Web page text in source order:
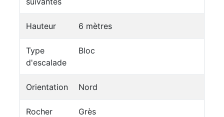
Hauteur 6 mètres
Type
d'escalade
Bloc
Orientation Nord
Rocher Grès